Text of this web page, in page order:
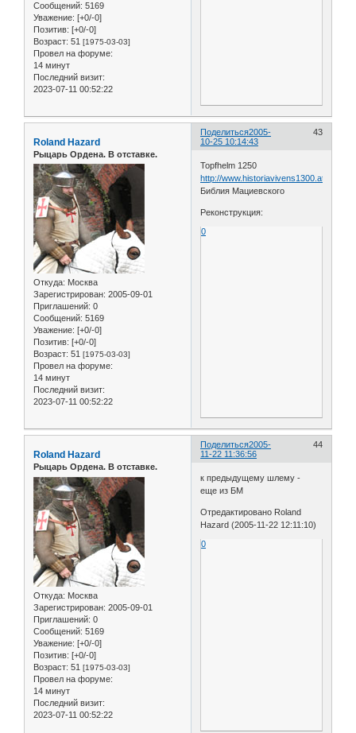
Сообщений: 5169
Уважение: [+0/-0]
Позитив: [+0/-0]
Возраст: 51 [1975-03-03]
Провел на форуме:
14 минут
Последний визит:
2023-07-11 00:52:22
Поделиться 43
2005-
10-25 10:14:43
Roland Hazard
Рыцарь Ордена. В отставке.
Откуда: Москва
Зарегистрирован: 2005-09-01
Приглашений: 0
Сообщений: 5169
Уважение: [+0/-0]
Позитив: [+0/-0]
Возраст: 51 [1975-03-03]
Провел на форуме:
14 минут
Последний визит:
2023-07-11 00:52:22
Topfhelm 1250
http://www.historiavivens1300.at/helme/
Библия Мациевского
Реконструкция:
0
Поделиться 44
2005-
11-22 11:36:56
Roland Hazard
Рыцарь Ордена. В отставке.
Откуда: Москва
Зарегистрирован: 2005-09-01
Приглашений: 0
Сообщений: 5169
Уважение: [+0/-0]
Позитив: [+0/-0]
Возраст: 51 [1975-03-03]
Провел на форуме:
14 минут
Последний визит:
2023-07-11 00:52:22
к предыдущему шлему -
еще из БМ
Отредактировано Roland
Hazard (2005-11-22 12:11:10)
0